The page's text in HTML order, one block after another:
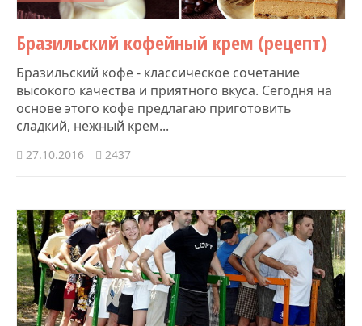
Бразильский кофейный крем (рецепт)
Бразильский кофе - классическое сочетание
высокого качества и приятного вкуса. Сегодня на
основе этого кофе предлагаю приготовить
сладкий, нежный крем...
27.10.2016 2437